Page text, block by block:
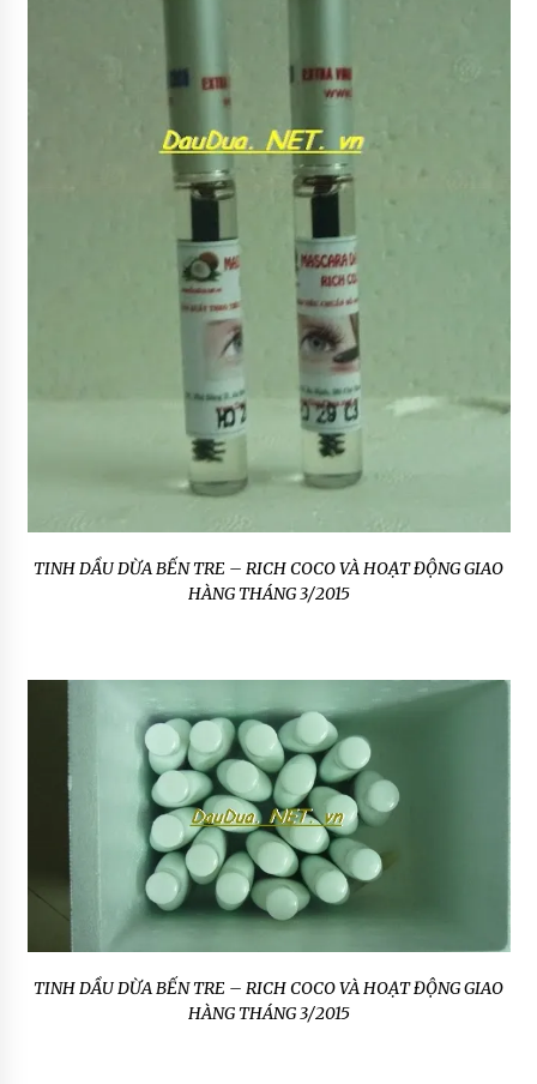
TINH DẦU DỪA BẾN TRE – RICH COCO VÀ HOẠT ĐỘNG GIAO
HÀNG THÁNG 3/2015
TINH DẦU DỪA BẾN TRE – RICH COCO VÀ HOẠT ĐỘNG GIAO
HÀNG THÁNG 3/2015